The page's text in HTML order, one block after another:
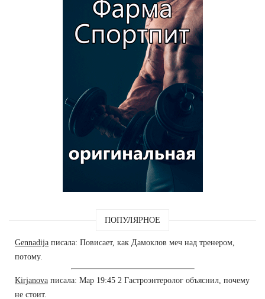
ПОПУЛЯРНОЕ
Gennadija писала: Повисает, как Дамоклов меч над тренером,
потому.
Kirjanova писала: Мар 19:45 2 Гастроэнтеролог объяснил, почему
не стоит.